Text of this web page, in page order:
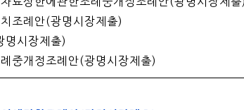
조례안(광명시장제출)
명시장제출)
중개정조례안(광명시장제출)